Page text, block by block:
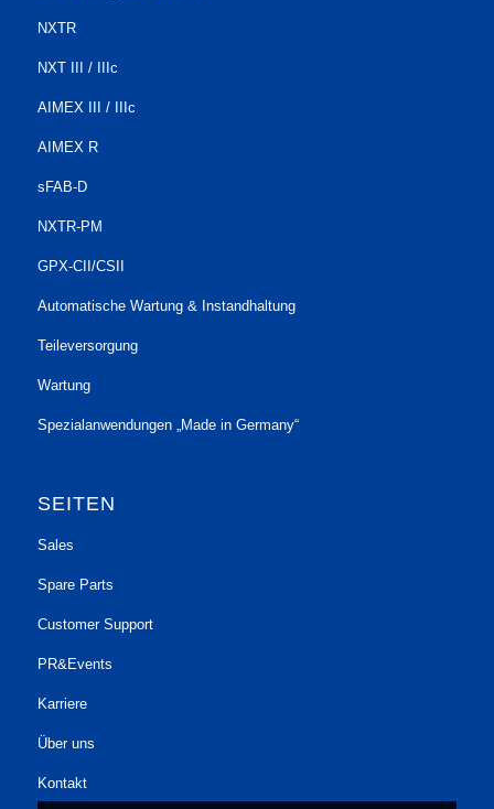
NXTR
NXT III / IIIc
AIMEX III / IIIc
AIMEX R
sFAB-D
NXTR-PM
GPX-CII/CSII
Automatische Wartung & Instandhaltung
Teileversorgung
Wartung
Spezialanwendungen „Made in Germany“
SEITEN
Sales
Spare Parts
Customer Support
PR&Events
Karriere
Über uns
Kontakt